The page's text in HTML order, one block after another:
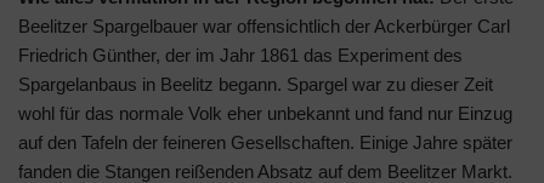
Beelitzer Spargelbauer war offensichtlich der Ackerbürger Carl
Friedrich Günther, der im Jahr 1861 das Experiment des
Spargelanbaus in Beelitz begann. Spargel war zu dieser Zeit
wohl für das normale Volk eher unbekannt und fand nur Einzug
auf den Tafeln der feineren Gesellschaften. Einige Jahre später
fanden die Stangen reißenden Absatz auf dem Beelitzer Markt.